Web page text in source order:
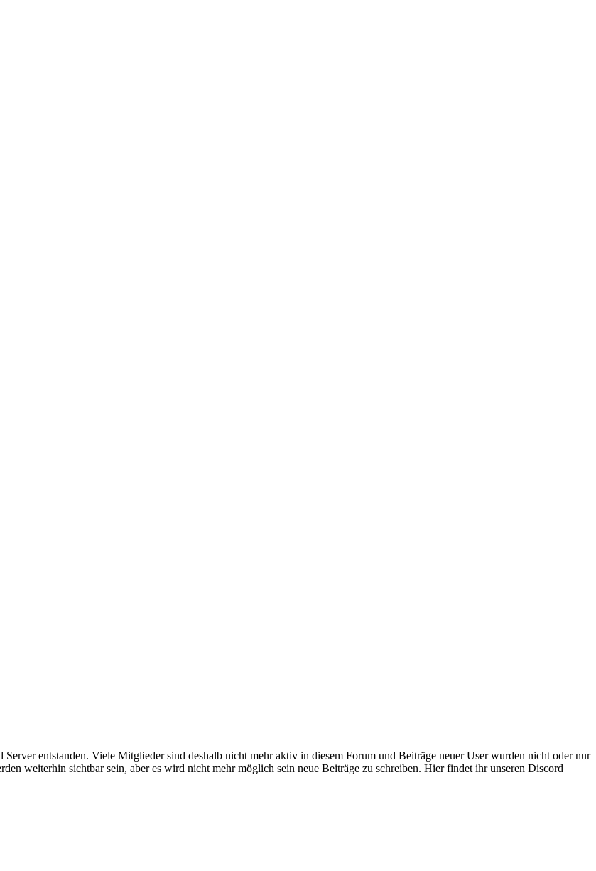
entstanden. Viele Mitglieder sind deshalb nicht mehr aktiv in diesem Forum und Beiträge neuer User wurden nicht oder nur
weiterhin sichtbar sein, aber es wird nicht mehr möglich sein neue Beiträge zu schreiben. Hier findet ihr unseren Discord